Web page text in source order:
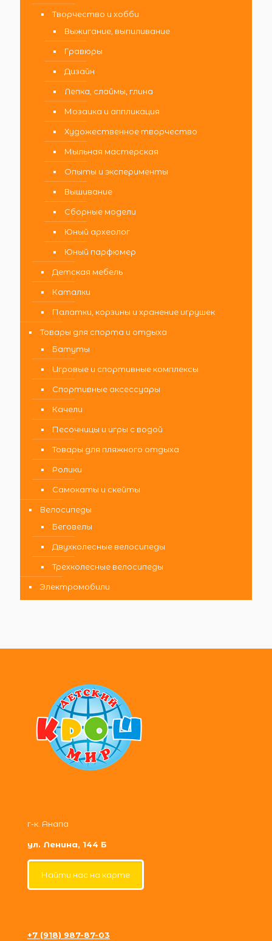
Творчество и хобби
Выжигание, выпиливание
Гравюры
Дизайн
Лепка, слаймы, глина
Мозаика и аппликация
Художественное творчество
Мыльная мастерская
Опыты и эксперименты
Вышивание
Сборные модели
Юный археолог
Юный парфюмер
Детская мебель
Каталки
Палатки, корзины и хранение игрушек
Товары для спорта и отдыха
Батуты
Игровые и спортивные комплексы
Спортивные аксессуары
Качели
Песочницы и игры с водой
Товары для пляжного отдыха
Ролики
Самокаты и скейты
Велосипеды
Беговелы
Двухколесные велосипеды
Трехколесные велосипеды
Электромобили
г-к. Анапа
ул. Ленина, 144 Б
Найти нас на карте
+7 (918) 987-87-03